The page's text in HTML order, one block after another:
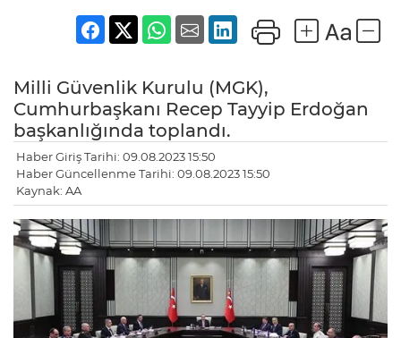
Milli Güvenlik Kurulu (MGK),
Cumhurbaşkanı Recep Tayyip Erdoğan
başkanlığında toplandı.
Haber Giriş Tarihi: 09.08.2023 15:50
Haber Güncellenme Tarihi: 09.08.2023 15:50
Kaynak: AA